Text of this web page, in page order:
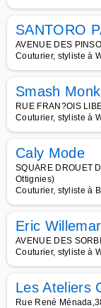
SANTORO
AVENUE DES
Couturier, styliste à
Smash
RUE FRAN?OIS
Couturier, styliste à
Caly Mode
SQUARE DROUET
Ottignies)
Couturier, styliste à
Eric
AVENUE DES
Couturier, styliste à
Les Ateliers
Rue René